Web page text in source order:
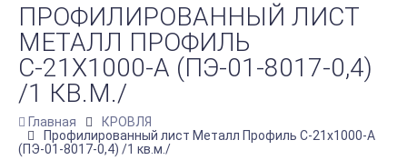
ПРОФИЛИРОВАННЫЙ ЛИСТ
МЕТАЛЛ ПРОФИЛЬ
С-21Х1000-A (ПЭ-01-8017-0,4)
/1 КВ.М./
Главная
КРОВЛЯ
Профилированный лист Металл Профиль С-21х1000-A
(ПЭ-01-8017-0,4) /1 кв.м./